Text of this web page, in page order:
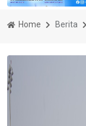
Home Berita